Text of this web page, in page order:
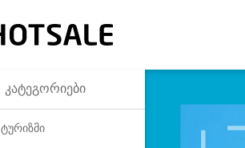
კატეგორიები
ტურიზმი